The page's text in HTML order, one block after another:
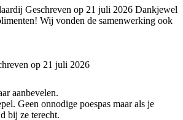
Geschreven op 21 juli 2026 Dankjewel
Wij vonden de samenwerking ook
op 21 juli 2026
aanbevelen.
Geen onnodige poespas maar als je
bij ze terecht.